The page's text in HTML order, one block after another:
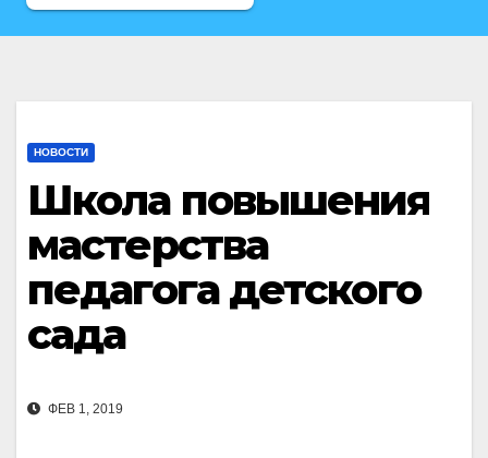
НОВОСТИ
Школа повышения
мастерства
педагога детского
сада
ФЕВ 1, 2019